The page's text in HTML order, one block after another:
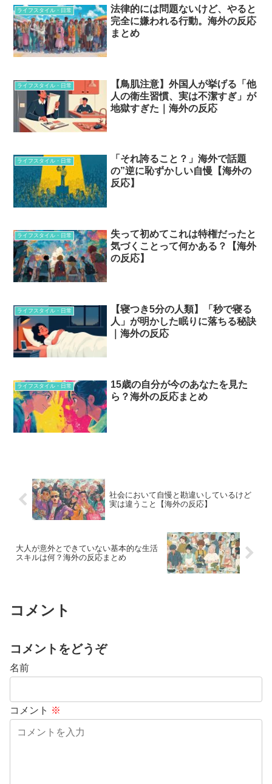
ライフスタイル・日常
法律的には問題ないけど、やると
完全に嫌われる行動。海外の反応
まとめ
ライフスタイル・日常
【鳥肌注意】外国人が挙げる「他
人の衛生習慣、実は不潔すぎ」が
地獄すぎた｜海外の反応
ライフスタイル・日常
「それ誇ること？」海外で話題
の”逆に恥ずかしい自慢【海外の
反応】
ライフスタイル・日常
失って初めてこれは特権だったと
気づくことって何かある？【海外
の反応】
ライフスタイル・日常
【寝つき5分の人類】「秒で寝る
人」が明かした眠りに落ちる秘訣
｜海外の反応
ライフスタイル・日常
15歳の自分が今のあなたを見た
ら？海外の反応まとめ
社会において自慢と勘違いしているけど
実は違うこと【海外の反応】
大人が意外とできていない基本的な生活
スキルは何？海外の反応まとめ
コメント
コメントをどうぞ
名前
コメント ※